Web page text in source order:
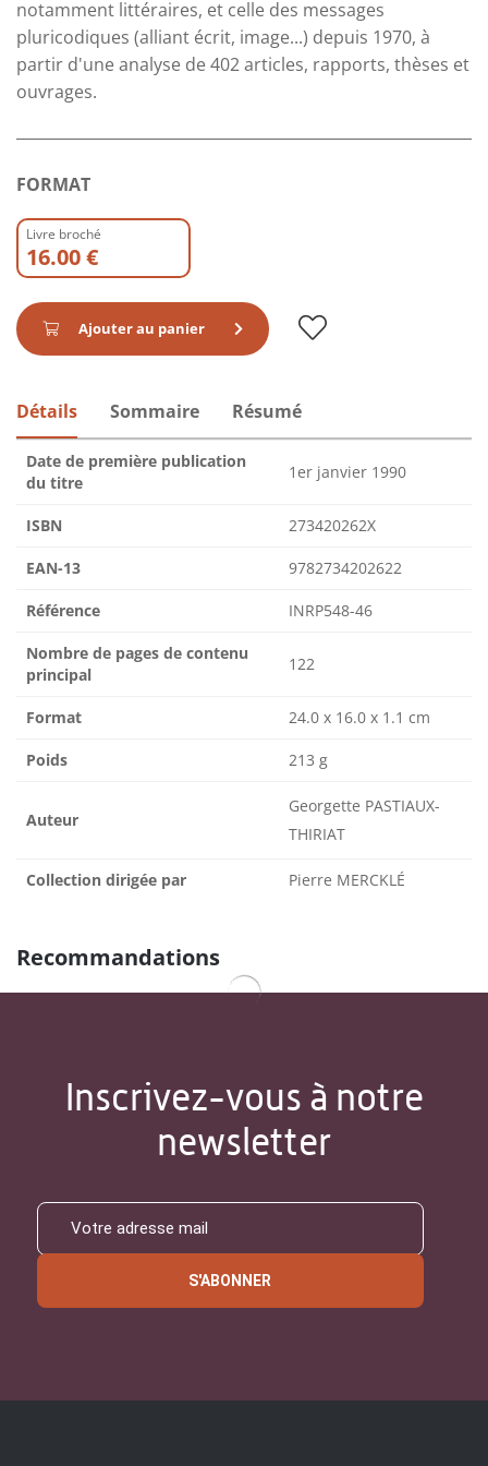
notamment littéraires, et celle des messages
pluricodiques (alliant écrit, image...) depuis 1970, à
partir d'une analyse de 402 articles, rapports, thèses et
ouvrages.
FORMAT
Livre broché
16.00 €
Ajouter au panier
Détails Sommaire Résumé
Date de première publication
du titre
1er janvier 1990
ISBN 273420262X
EAN-13 9782734202622
Référence INRP548-46
Nombre de pages de contenu
principal
122
Format 24.0 x 16.0 x 1.1 cm
Poids 213 g
Auteur
Georgette PASTIAUX-
THIRIAT
Collection dirigée par Pierre MERCKLÉ
Recommandations
Inscrivez-vous à notre
newsletter
S'ABONNER